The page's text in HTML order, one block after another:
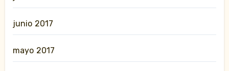
junio 2017
mayo 2017